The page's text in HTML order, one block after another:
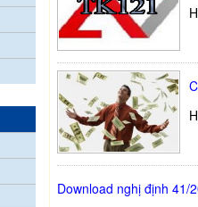
Download nghị định 41/